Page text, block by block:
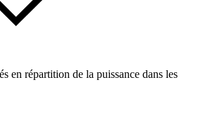
en répartition de la puissance dans les